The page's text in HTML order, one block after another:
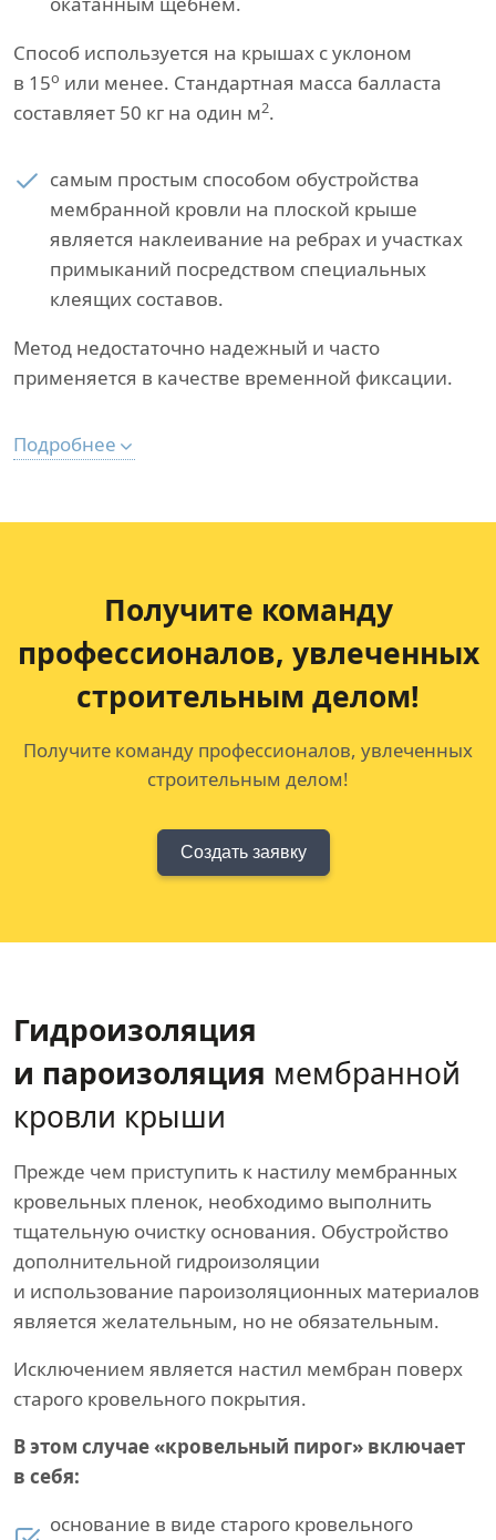
Способ используется на крышах с уклоном
в 15о или менее. Стандартная масса балласта
составляет 50 кг на один м2.
самым простым способом обустройства
мембранной кровли на плоской крыше
является наклеивание на ребрах и участках
примыканий посредством специальных
клеящих составов.
Метод недостаточно надежный и часто
применяется в качестве временной фиксации.
Подробнее
Получите команду
профессионалов, увлеченных
строительным делом!
Получите команду профессионалов, увлеченных
строительным делом!
Создать заявку
Гидроизоляция
и пароизоляция мембранной
кровли крыши
Прежде чем приступить к настилу мембранных
кровельных пленок, необходимо выполнить
тщательную очистку основания. Обустройство
дополнительной гидроизоляции
и использование пароизоляционных материалов
является желательным, но не обязательным.
Исключением является настил мембран поверх
старого кровельного покрытия.
В этом случае «кровельный пирог» включает
в себя:
основание в виде старого кровельного